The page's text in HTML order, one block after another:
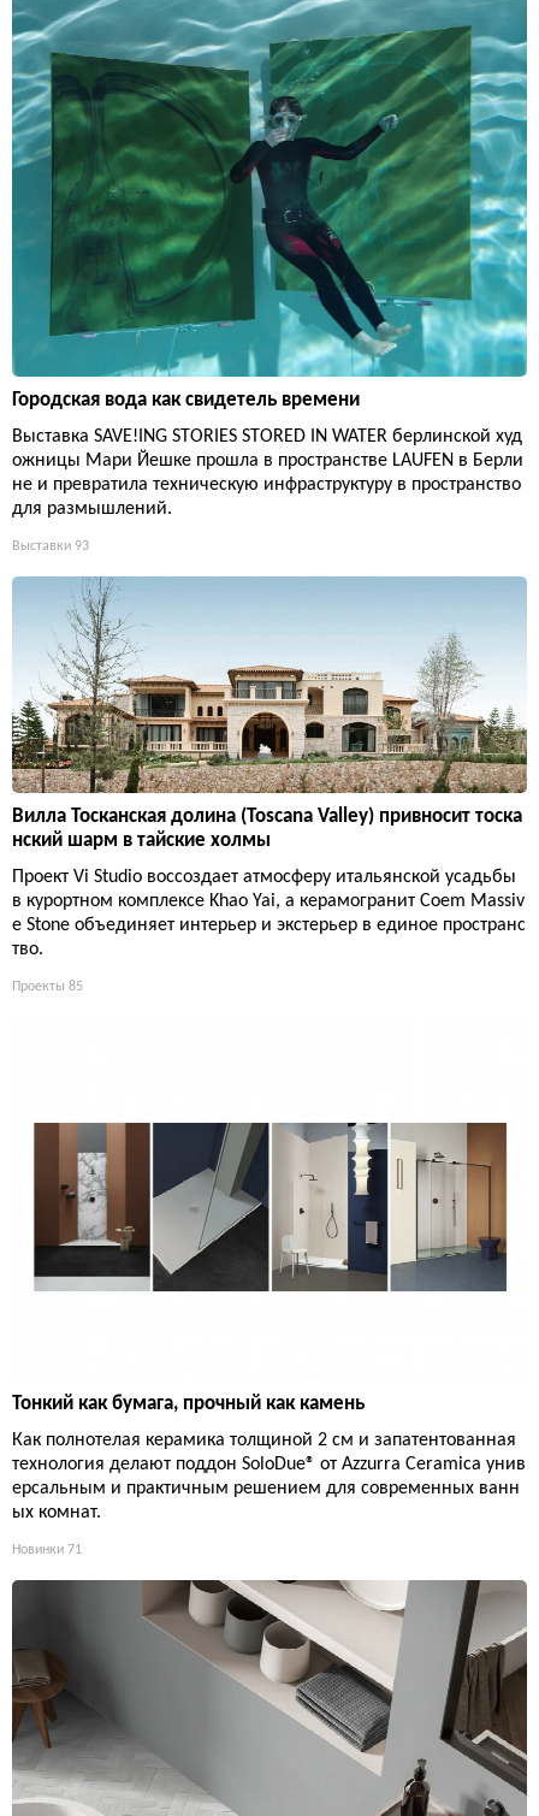
Городская вода как свидетель времени
Выставка SAVE!ING STORIES STORED IN WATER берлинской худ
ожницы Мари Йешке прошла в пространстве LAUFEN в Берли
не и превратила техническую инфраструктуру в пространство
для размышлений.
Выставки 93
Вилла Тосканская долина (Toscana Valley) привносит тоска
нский шарм в тайские холмы
Проект Vi Studio воссоздает атмосферу итальянской усадьбы
в курортном комплексе Khao Yai, а керамогранит Coem Massiv
e Stone объединяет интерьер и экстерьер в единое пространс
тво.
Проекты 85
Тонкий как бумага, прочный как камень
Как полнотелая керамика толщиной 2 см и запатентованная
технология делают поддон SoloDue® от Azzurra Ceramica унив
ерсальным и практичным решением для современных ванн
ых комнат.
Новинки 71